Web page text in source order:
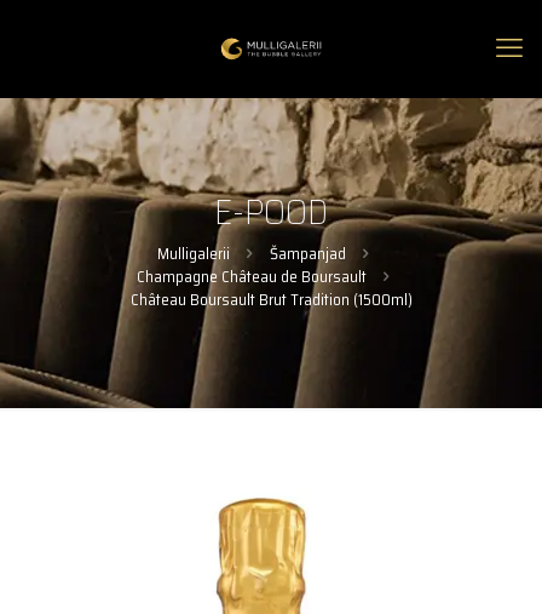
E-POOD
Mulligalerii
Šampanjad
Champagne Château de Boursault
Château Boursault Brut Tradition (1500ml)